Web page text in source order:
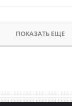
ПОКАЗАТЬ ЕЩЕ